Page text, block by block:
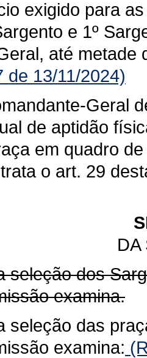
exigido para
e 1º
até metade
de 13/11/2024)
Geral
de aptidão
em quadro
o art. 29
DA
seleção dos
examina.
seleção das
examina: